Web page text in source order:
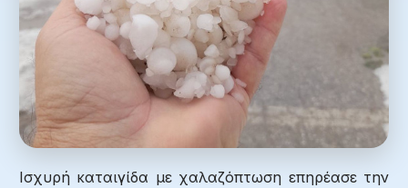
Ισχυρή καταιγίδα με χαλαζόπτωση επηρέασε την